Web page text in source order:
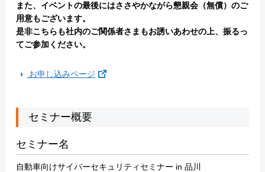
また、イベントの最後にはささやかながら懇親会（無償）のご
用意もございます。
是非こちらも社内のご関係者さまもお誘いあわせの上、振るっ
てご参加ください。
お申し込みページ
セミナー概要
セミナー名
自動車向けサイバーセキュリティセミナー in 品川